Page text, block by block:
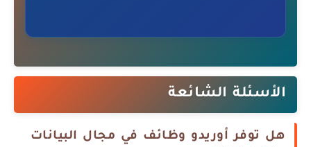
الأسئلة الشائعة
هل توفر أوريدو وظائف في مجال البيانات